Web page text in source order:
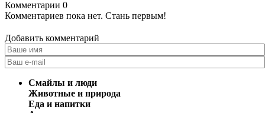
Комментарии 0
Комментариев пока нет. Стань первым!
Добавить комментарий
Смайлы и люди
Животные и природа
Еда и напитки